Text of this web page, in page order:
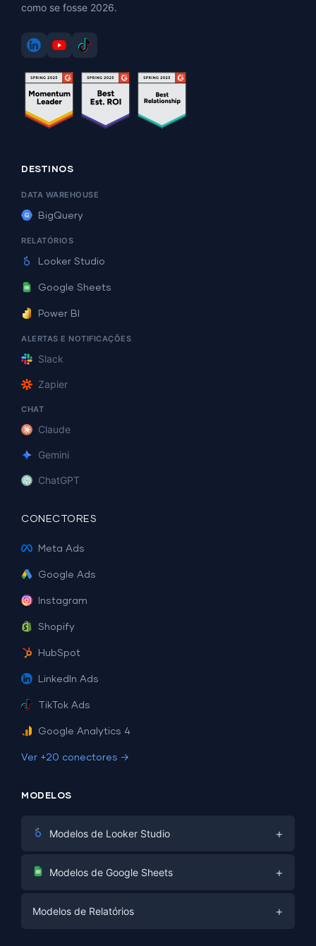
como se fosse 2026.
DESTINOS
DATA WAREHOUSE
BigQuery
RELATÓRIOS
Looker Studio
Google Sheets
Power BI
ALERTAS E NOTIFICAÇÕES
Slack
Zapier
CHAT
Claude
Gemini
ChatGPT
CONECTORES
Meta Ads
Google Ads
Instagram
Shopify
HubSpot
LinkedIn Ads
TikTok Ads
Google Analytics 4
Ver +20 conectores →
MODELOS
Modelos de Looker Studio +
Marketing Digital
PPC
Modelos de Google Sheets +
Modelos de Relatórios +